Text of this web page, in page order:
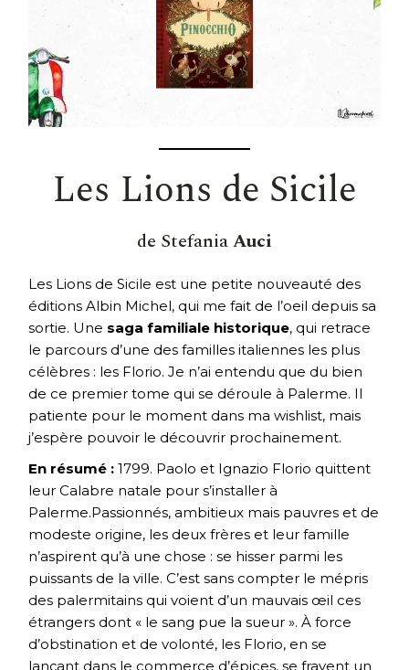
Les Lions de Sicile
de StefaniaAuci
Les Lions de Sicile est une petite nouveauté des
éditions Albin Michel, qui me fait de l’oeil depuis sa
sortie. Une saga familiale historique, qui retrace
le parcours d’une des familles italiennes les plus
célèbres : les Florio. Je n’ai entendu que du bien
de ce premier tome qui se déroule à Palerme. Il
patiente pour le moment dans ma wishlist, mais
j’espère pouvoir le découvrir prochainement.
En résumé :1799. Paolo et Ignazio Florio quittent
leur Calabre natale pour s’installer à
Palerme.Passionnés, ambitieux mais pauvres et de
modeste origine, les deux frères et leur famille
n’aspirent qu’à une chose : se hisser parmi les
puissants de la ville. C’est sans compter le mépris
des palermitains qui voient d’un mauvais œil ces
étrangers dont « le sang pue la sueur ». À force
d’obstination et de volonté, les Florio, en se
lançant dans le commerce d’épices, se frayent un